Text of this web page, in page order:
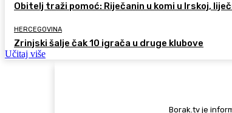
Obitelj traži pomoć: Riječanin u komi u Irskoj,
HERCEGOVINA
Zrinjski šalje čak 10 igrača u druge klubove
Učitaj više
Borak.tv je